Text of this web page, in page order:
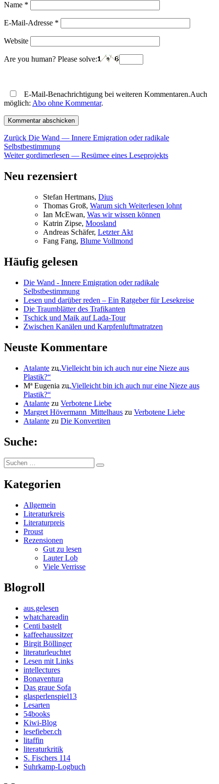
Name *
E-Mail-Adresse *
Website
Are you human? Please solve:
E-Mail-Benachrichtigung bei weiteren Kommentaren.Auch
möglich: Abo ohne Kommentar.
Beitragsnavigation
Zurück Vorheriger
Beitrag:
Die Wand — Innere Emigration oder radikale
Selbstbestimmung
Weiter Nächster
gordimerlesen — Resümee eines Leseprojekts
Neu rezensiert
Ste­fan Hertmans, Di­us
Tho­mas Groß, War­um sich Wei­ter­le­sen lohnt
Ian McE­wan, Was wir wis­sen können
Kat­rin Zip­se, Moos­land
An­dre­as Schä­fer, Letz­ter Akt
Fang Fang, Blu­me Vollmond
Häufig gelesen
Die Wand - Innere Emigration oder radikale
Selbstbestimmung
Lesen und darüber reden – Ein Ratgeber für Lesekreise
Die Traumblätter des Trafikanten
Tschick und Maik auf Lada-Tour
Zwischen Kanälen und Karpfenluftmatratzen
Neuste Kommentare
Atalante zu
„Vielleicht bin ich auch nur eine Nieze aus
Plastik?“
Mª Eugenia zu
„Vielleicht bin ich auch nur eine Nieze aus
Plastik?“
Atalante zu Verbotene Liebe
Margret Hövermann_Mittelhaus zu Verbotene Liebe
Atalante zu Die Konvertiten
Suche:
Suchen
nach:
Suchen
Kategorien
Allgemein
Literaturkreis
Literaturpreis
Proust
Rezensionen
Gut zu lesen
Lauter Lob
Viele Verrisse
Blogroll
aus.gelesen
whatchareadin
Centi bastelt
kaffeehaussitzer
Birgit Böllinger
literaturleuchtet
Lesen mit Links
intellectures
Bonaventura
Das graue Sofa
glasperlenspiel13
Lesarten
54books
Kiwi-Blog
lesefieber.ch
litaffin
literaturkritik
S. Fischers 114
Suhrkamp-Logbuch